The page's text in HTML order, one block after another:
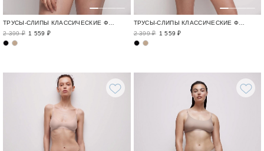
2 399 ₽ 1 559 ₽
2 399 ₽ 1 559 ₽